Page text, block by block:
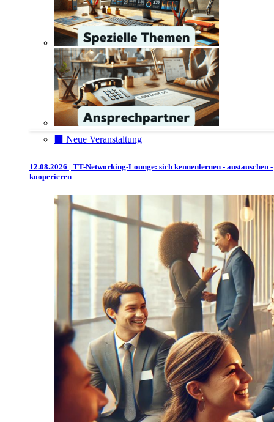
⬛️ Neue Veranstaltung
12.08.2026 | TT-Networking-Lounge: sich kennenlernen - austauschen -
kooperieren